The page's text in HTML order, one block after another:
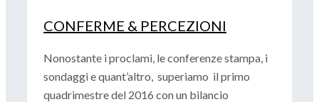
CONFERME & PERCEZIONI
Nonostante i proclami, le conferenze stampa, i
sondaggi e quant’altro, superiamo il primo
quadrimestre del 2016 con un bilancio